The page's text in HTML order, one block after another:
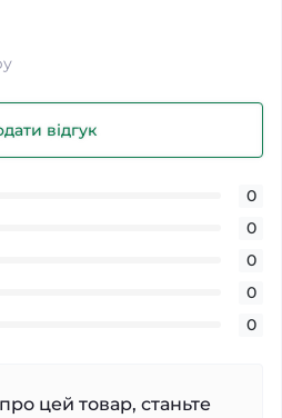
відгук
0
0
0
0
0
цей товар, станьте